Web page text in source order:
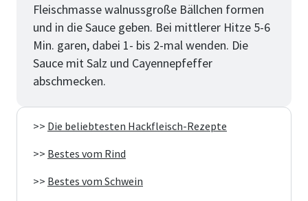
Fleischmasse walnussgroße Bällchen formen
und in die Sauce geben. Bei mittlerer Hitze 5-6
Min. garen, dabei 1- bis 2-mal wenden. Die
Sauce mit Salz und Cayennepfeffer
abschmecken.
>> Die beliebtesten Hackfleisch-Rezepte
>> Bestes vom Rind
>> Bestes vom Schwein